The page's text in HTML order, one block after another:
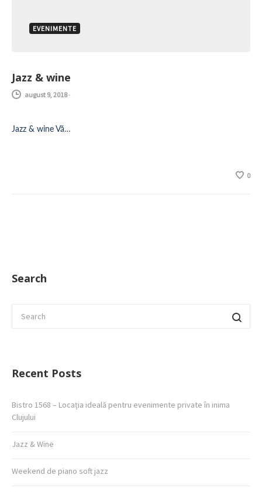
EVENIMENTE
Jazz & wine
august 9, 2018-
Jazz & wine Vă…
0
Search
Recent Posts
Bistro 1568 – Locația ideală pentru evenimente private în inima
Clujului
Jazz & Wine
Weekend de piano soft jazz